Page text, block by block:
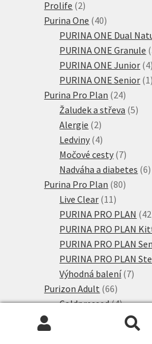
Prolife 22
produkty
Purina One 4040
produktů
PURINA ONE Dual
PURINA ONE Granule
PURINA ONE Junior 44
PURINA ONE Senior 1 1
Purina Pro Plan 2424
Žaludek a střeva 55
Alergie 22
produkty
Ledviny 44
produkty
Močové cesty 77
Nadváha a diabetes 66
Purina Pro Plan 8080
Live Clear 11 11
produktů
PURINA PRO PLAN 42
PURINA PRO PLAN
PURINA PRO PLAN
PURINA PRO PLAN
Výhodná balení 77
Purizon Adult 6666
produktů
Coldpressed 44
produkty
3737